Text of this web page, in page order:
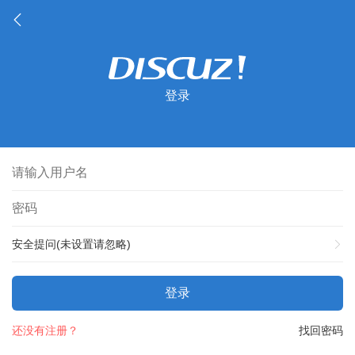
登录
安全提问(未设置请忽略)
登录
找回密码
还没有注册？